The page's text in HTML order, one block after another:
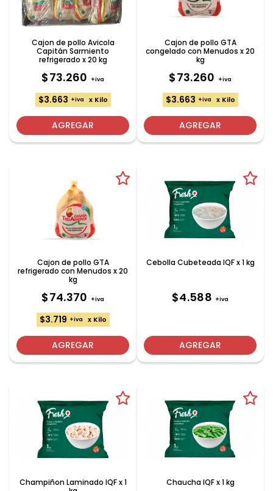
Cajon de pollo Avicola
Capitán Sarmiento
refrigerado x 20 kg
$73.260 +iva
$3.663 +iva x Kilo
AGREGAR
Cajon de pollo GTA
congelado con Menudos x 20
kg
$73.260 +iva
$3.663 +iva x Kilo
AGREGAR
Cajon de pollo GTA
refrigerado con Menudos x 20
kg
$74.370 +iva
$3.719 +iva x Kilo
AGREGAR
Cebolla Cubeteada IQF x 1 kg
$4.588 +iva
AGREGAR
Champiñon Laminado IQF x 1
Chaucha IQF x 1 kg